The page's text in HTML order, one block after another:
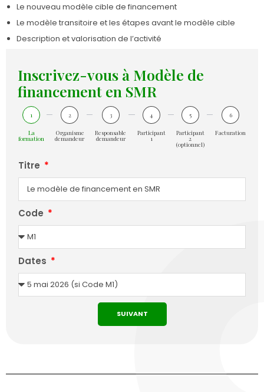
Le nouveau modèle cible de financement
Le modèle transitoire et les étapes avant le modèle cible
Description et valorisation de l’activité
Inscrivez-vous à Modèle de
financement en SMR
1
La
formation
2
Organisme
demandeur
3
Responsable
demandeur
4
Participant
1
5
Participant
2
(optionnel)
6
Facturation
Titre
Code
Dates
SUIVANT